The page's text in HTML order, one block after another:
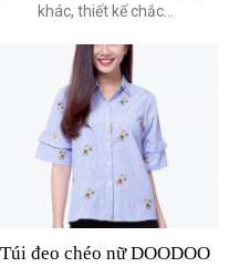
khác, thiết kế chắc...
Túi đeo chéo nữ DOODOO